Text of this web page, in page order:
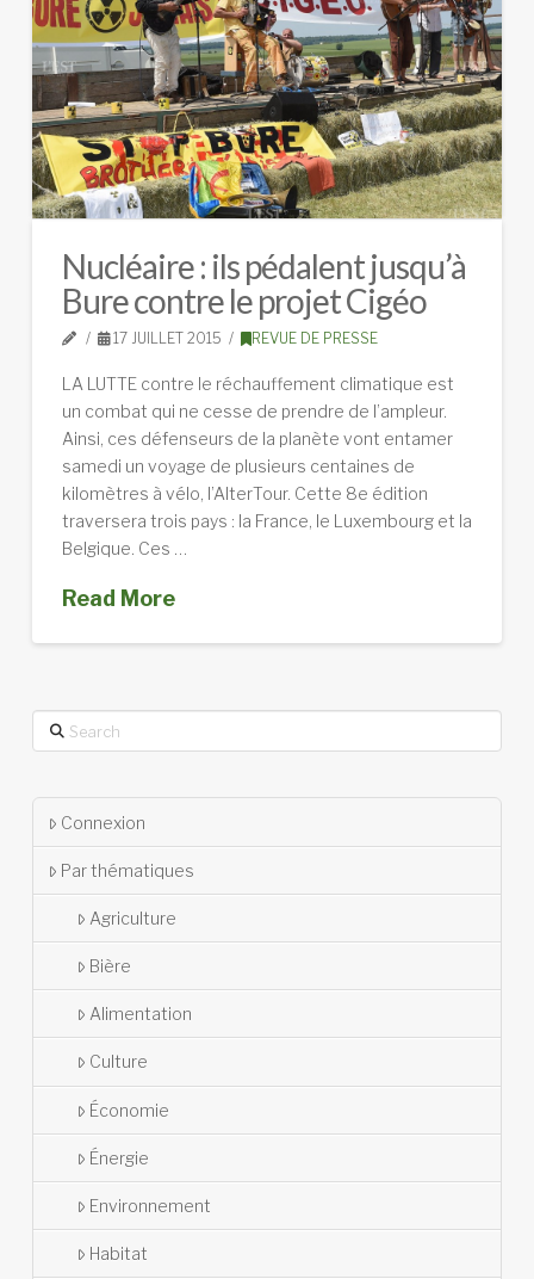
Nucléaire : ils pédalent jusqu’à
Bure contre le projet Cigéo
17 JUILLET 2015 REVUE DE PRESSE
LA LUTTE contre le réchauffement climatique est
un combat qui ne cesse de prendre de l’ampleur.
Ainsi, ces défenseurs de la planète vont entamer
samedi un voyage de plusieurs centaines de
kilomètres à vélo, l’AlterTour. Cette 8e édition
traversera trois pays : la France, le Luxembourg et la
Belgique. Ces …
Read More
Search
Connexion
Par thématiques
Agriculture
Bière
Alimentation
Culture
Économie
Énergie
Environnement
Habitat